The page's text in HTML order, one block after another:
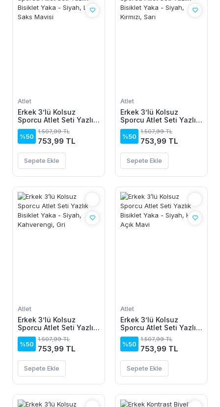
Atlet
Erkek 3’lü Kolsuz
Sporcu Atlet Seti Yazlık
Bisiklet Yaka - Siyah,
Lila, Saks Mavisi
%50
1.507,99 TL
753,99 TL
Sepete Ekle
Atlet
Erkek 3’lü Kolsuz
Sporcu Atlet Seti Yazlık
Bisiklet Yaka - Siyah,
Kırmızı, Sarı
%50
1.507,99 TL
753,99 TL
Sepete Ekle
Atlet
Erkek 3’lü Kolsuz
Sporcu Atlet Seti Yazlık
Bisiklet Yaka - Siyah,
Kahverengi, Gri
%50
1.507,99 TL
753,99 TL
Sepete Ekle
Atlet
Erkek 3’lü Kolsuz
Sporcu Atlet Seti Yazlık
Bisiklet Yaka - Siyah,
Haki, Açık Mavi
%50
1.507,99 TL
753,99 TL
Sepete Ekle